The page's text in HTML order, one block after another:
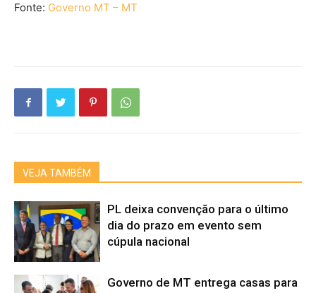
Fonte: Governo MT – MT
VEJA TAMBÉM
PL deixa convenção para o último
dia do prazo em evento sem
cúpula nacional
Governo de MT entrega casas para